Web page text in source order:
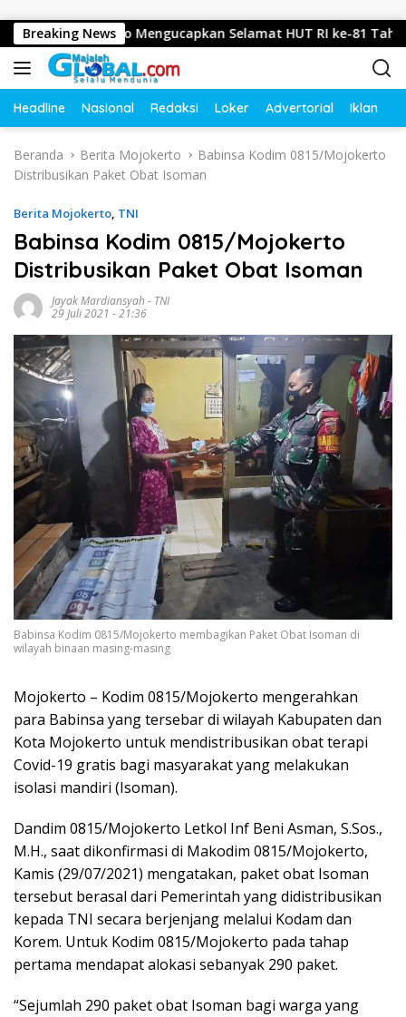
Breaking News
Mojokerto Mengucapkan Selamat HUT RI ke-81 Tahun 2026
Headline Nasional Redaksi Loker Advertorial Iklan
Beranda Berita Mojokerto
Babinsa Kodim 0815/Mojokerto
Distribusikan Paket Obat Isoman
Berita Mojokerto, TNI
Babinsa Kodim 0815/Mojokerto
Distribusikan Paket Obat Isoman
Jayak Mardiansyah - TNI
29 Juli 2021 - 21:36
Babinsa Kodim 0815/Mojokerto membagikan Paket Obat Isoman di
wilayah binaan masing-masing
Mojokerto – Kodim 0815/Mojokerto mengerahkan
para Babinsa yang tersebar di wilayah Kabupaten dan
Kota Mojokerto untuk mendistribusikan obat terapi
Covid-19 gratis bagi masyarakat yang melakukan
isolasi mandiri (Isoman).
Dandim 0815/Mojokerto Letkol Inf Beni Asman, S.Sos.,
M.H., saat dikonfirmasi di Makodim 0815/Mojokerto,
Kamis (29/07/2021) mengatakan, paket obat Isoman
tersebut berasal dari Pemerintah yang didistribusikan
kepada TNI secara berjenjang melalui Kodam dan
Korem. Untuk Kodim 0815/Mojokerto pada tahap
pertama mendapat alokasi sebanyak 290 paket.
“Sejumlah 290 paket obat Isoman bagi warga yang